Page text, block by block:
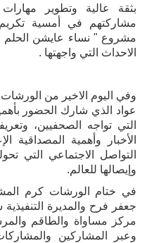
بثقة عالية وتطوير
مشاركتهم في أمسية
مشروع " نساء عايشن الحلم
الاحداث التي واجهتها .
وفي اليوم الاخير من
عواد الذي شارك الحضور
التي تواجه الصحفيين،
الأخبار وأهمية المصداقية
التواصل الاجتماعي التي
وإيصالها للعالم.
في ختام الورشات كرم
جعفر فرح والمديرة
مركز مساواة والطاقم
وعبر المشاركين